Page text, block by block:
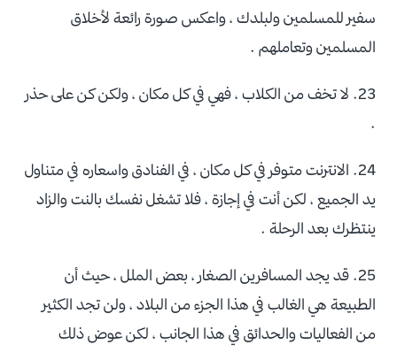
سفير للمسلمين ولبلدك ، واعكس صورة رائعة لأخلاق
المسلمين وتعاملهم .
23. لا تخف من الكلاب ، فهي في كل مكان ، ولكن كن على حذر
.
24. الانترنت متوفر في كل مكان ، في الفنادق واسعاره في متناول
يد الجميع ، لكن أنت في إجازة ، فلا تشغل نفسك بالنت والزاد
ينتظرك بعد الرحلة .
25. قد يجد المسافرين الصغار ، بعض الملل ، حيث أن
الطبيعة هي الغالب في هذا الجزء من البلاد ، ولن تجد الكثير
من الفعاليات والحدائق في هذا الجانب ، لكن عوض ذلك